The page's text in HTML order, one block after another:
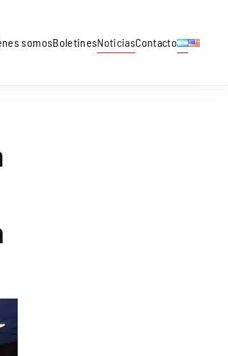
somosBoletinesNoticiasContacto